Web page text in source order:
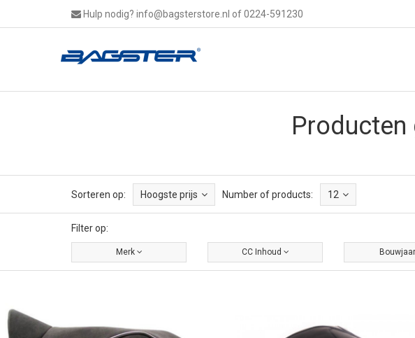
Hulp nodig? info@bagsterstore.nl of 0224-591230
Producten
Sorteren op: Hoogste prijs Number of products: 12
Filter op:
Merk CC Inhoud Bouwjaar